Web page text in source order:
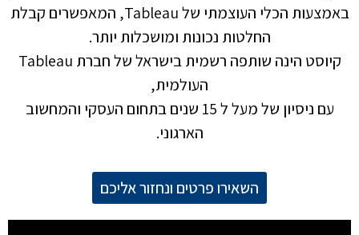
באמצעות הכלי העוצמתי של Tableau, המאפשרים קבלת
החלטות נכונות ומושכלות יותר.
קיוסט הינה שותפה רשמית בישראל של חברת Tableau
העולמית,
עם ניסיון של מעל ל 15 שנים בתחום העסקי והמחשוב
הארגוני.
השאירו פרטים ונחזור אליכם